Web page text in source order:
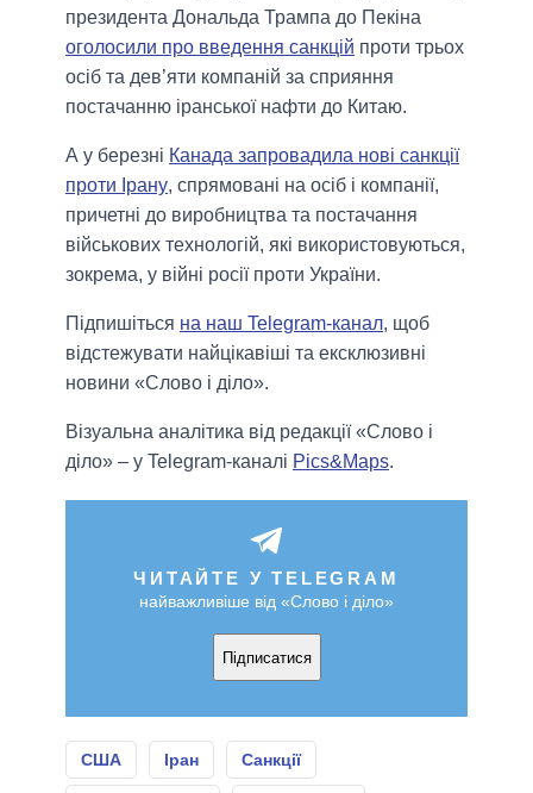
президента Дональда Трампа до Пекіна
оголосили про введення санкцій проти трьох
осіб та дев’яти компаній за сприяння
постачанню іранської нафти до Китаю.
А у березні Канада запровадила нові санкції
проти Ірану, спрямовані на осіб і компанії,
причетні до виробництва та постачання
військових технологій, які використовуються,
зокрема, у війні росії проти України.
Підпишіться на наш Telegram-канал, щоб
відстежувати найцікавіші та ексклюзивні
новини «Слово і діло».
Візуальна аналітика від редакції «Слово і
діло» – у Telegram-каналі Pics&Maps.
ЧИТАЙТЕ У TELEGRAM
найважливіше від «Слово і діло»
Підписатися
США Іран Санкції